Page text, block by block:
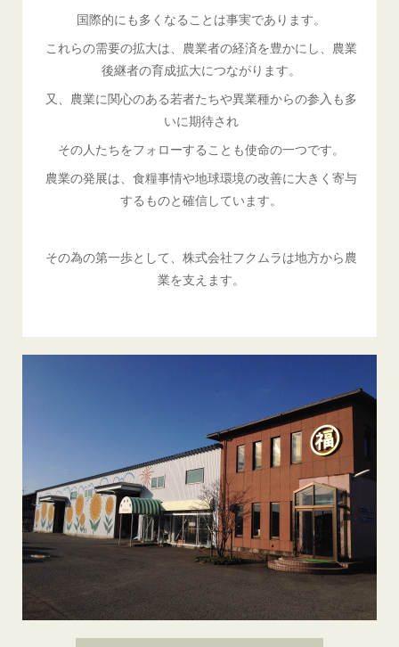
国際的にも多くなることは事実であります。
これらの需要の拡大は、農業者の経済を豊かにし、農業
後継者の育成拡大につながります。
又、農業に関心のある若者たちや異業種からの参入も多
いに期待され
その人たちをフォローすることも使命の一つです。
農業の発展は、食糧事情や地球環境の改善に大きく寄与
するものと確信しています。
その為の第一歩として、株式会社フクムラは地方から農
業を支えます。